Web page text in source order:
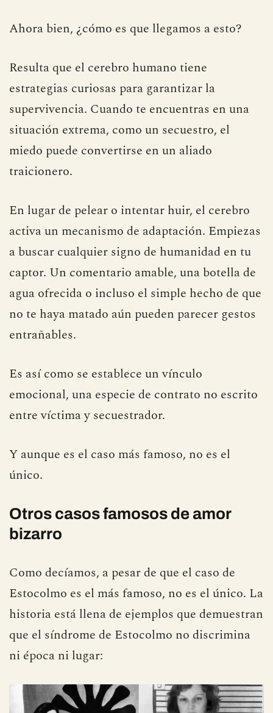
Ahora bien, ¿cómo es que llegamos a esto?
Resulta que el cerebro humano tiene
estrategias curiosas para garantizar la
supervivencia. Cuando te encuentras en una
situación extrema, como un secuestro, el
miedo puede convertirse en un aliado
traicionero.
En lugar de pelear o intentar huir, el cerebro
activa un mecanismo de adaptación. Empiezas
a buscar cualquier signo de humanidad en tu
captor. Un comentario amable, una botella de
agua ofrecida o incluso el simple hecho de que
no te haya matado aún pueden parecer gestos
entrañables.
Es así como se establece un vínculo
emocional, una especie de contrato no escrito
entre víctima y secuestrador.
Y aunque es el caso más famoso, no es el
único.
Otros casos famosos de amor
bizarro
Como decíamos, a pesar de que el caso de
Estocolmo es el más famoso, no es el único. La
historia está llena de ejemplos que demuestran
que el síndrome de Estocolmo no discrimina
ni época ni lugar: